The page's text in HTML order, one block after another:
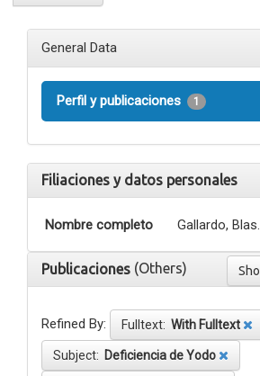
General Data
Perfil y publicaciones 1
Filiaciones y datos personales
Nombre completo Gallardo, Blas.
Publicaciones (Others)
Refined By: Fulltext: With Fulltext
Subject: Deficiencia de Yodo